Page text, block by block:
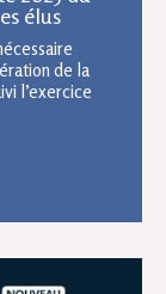
élus
de la
l’exercice